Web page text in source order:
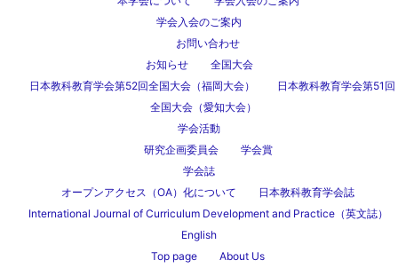
学会入会のご案内
お問い合わせ
お知らせ
全国大会
日本教科教育学会第52回全国大会（福岡大会）
日本教科教育学会第51回
全国大会（愛知大会）
学会活動
研究企画委員会
学会賞
学会誌
オープンアクセス（OA）化について
日本教科教育学会誌
International Journal of Curriculum Development and Practice（英文誌）
English
Top page
About Us